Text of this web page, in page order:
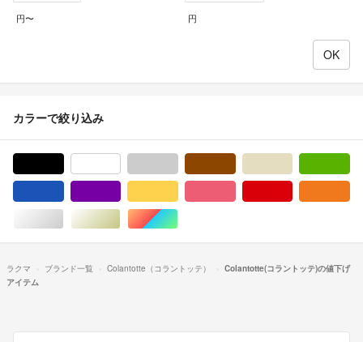
円〜 円
カラーで絞り込み
シルバー/銀色系ゴールド/金色系マルチカラー
ラクマ ブランド一覧 Colantotte（コラントッテ）
Colantotte(コラントッテ)の値下げ
アイテム